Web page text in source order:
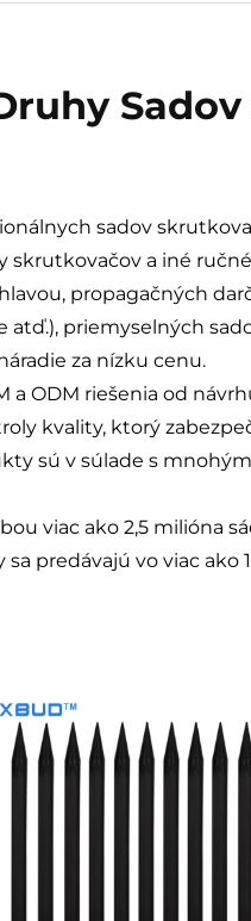
sadov
skrutkovačov a iné
propagačných
priemyselných
za nízku cenu.
a ODM riešenia od
kvality, ktorý
sú v súlade s
viac ako 2,5 milióna
predávajú vo viac